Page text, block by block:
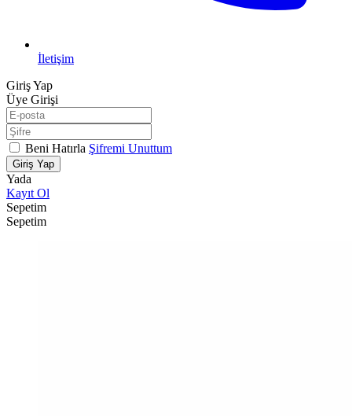
İletişim
Giriş Yap
Üye Girişi
Beni Hatırla Şifremi Unuttum
Giriş Yap
Yada
Kayıt Ol
Sepetim
Sepetim